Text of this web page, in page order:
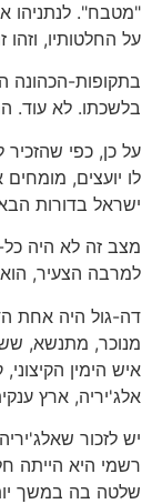
"מטבח". לנתניהו
על החלטותיו, וזהו
בתקופות-הכהונה
בלשכתו. לא עוד.
על כן, כפי
לו יועצים,
ישראל בדורות
מצב זה לא היה כל-
למרבה הצעיר,
מנוכר, מתנשא,
איש הימין
אלג'יריה, ארץ
יש לזכור
רשמי היא הייתה
שלטה בה במשך